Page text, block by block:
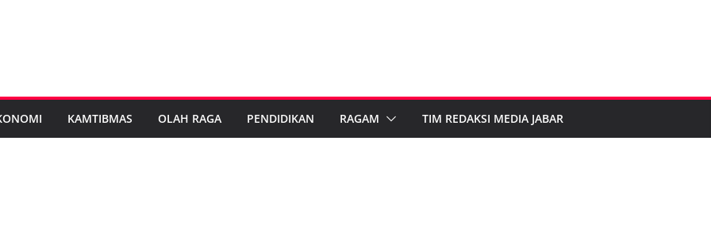
KAMTIBMAS OLAH RAGA PENDIDIKAN RAGAM TIM REDAKSI MEDIA JABAR